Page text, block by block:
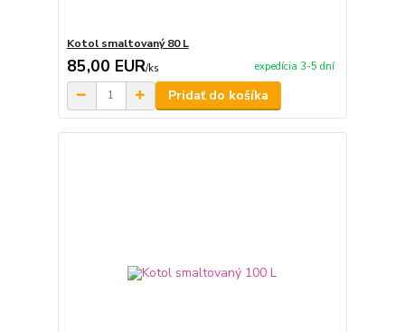
Kotol smaltovaný 80 L
85,00 EUR/ks expedícia 3-5 dní
Pridať do košíka